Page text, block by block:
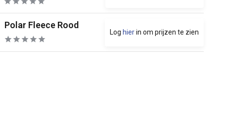
Polar Fleece Rood
Log hierin om prijzen te zien